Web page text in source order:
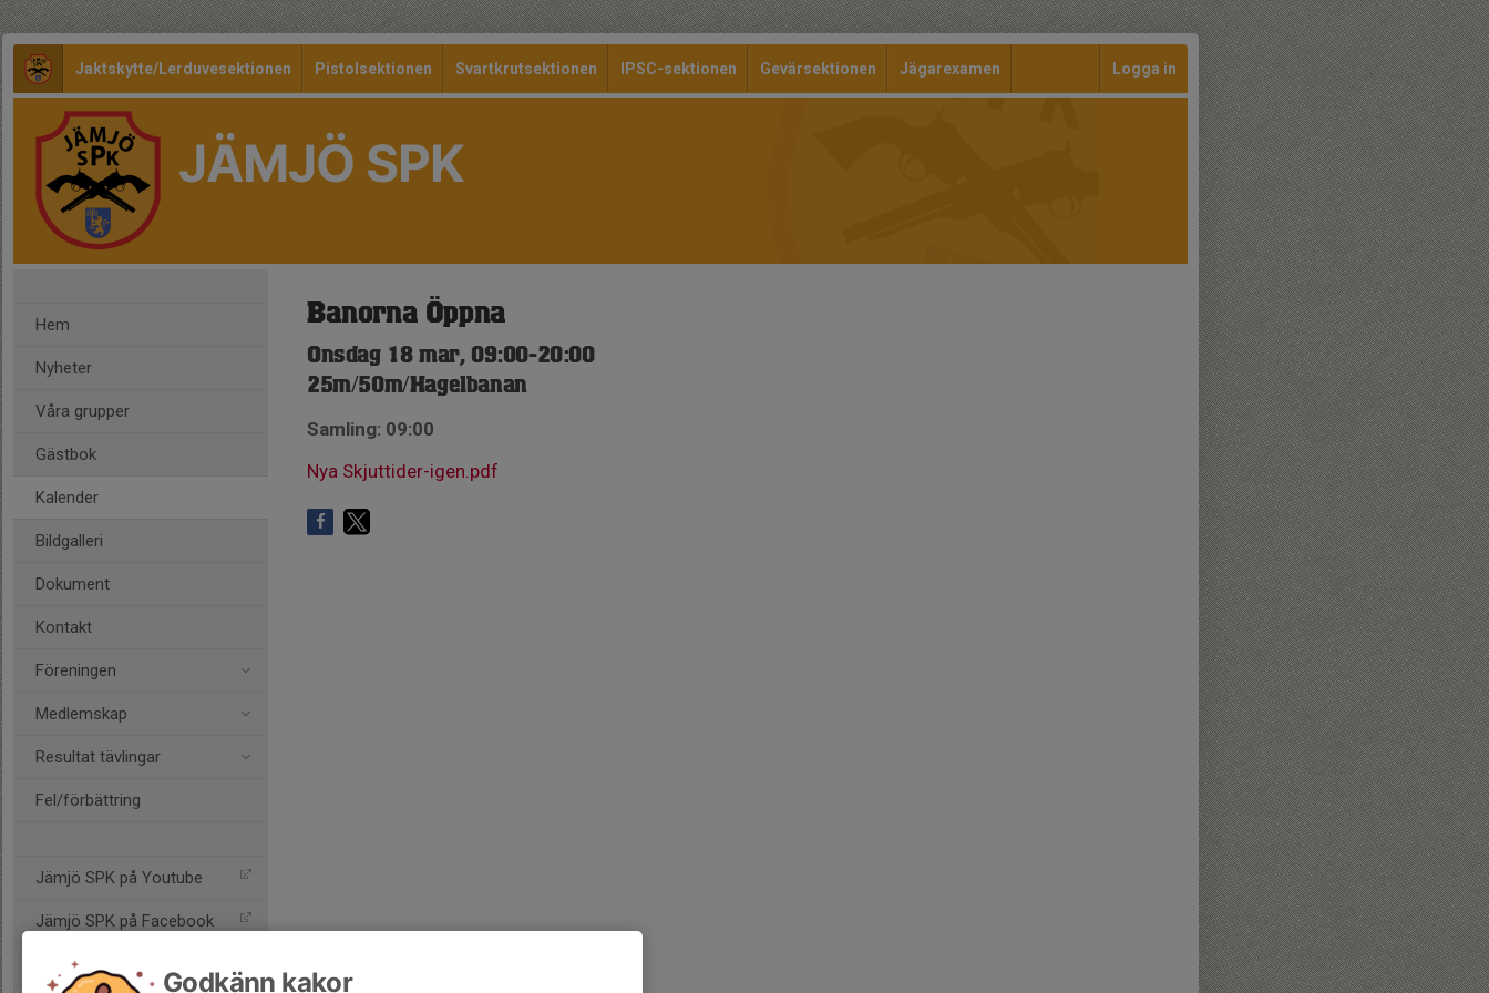
Jaktskytte/Lerduvesektionen Pistolsektionen Svartkrutsektionen IPSC-sektionen Gevärsektionen Jägarexamen Logga in
JÄMJÖ SPK
Hem
Nyheter
Våra grupper
Gästbok
Kalender
Bildgalleri
Dokument
Kontakt
Föreningen
Medlemskap
Resultat tävlingar
Fel/förbättring
Jämjö SPK på Youtube
Jämjö SPK på Facebook
Jämjö SPK på Instagram
Banorna Öppna
Onsdag 18 mar, 09:00-20:00
25m/50m/Hagelbanan
Samling: 09:00
Nya Skjuttider-igen.pdf
Godkänn kakor